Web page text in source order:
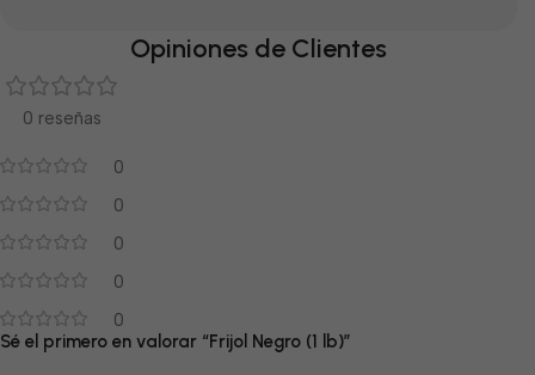
Opiniones de Clientes
0 reseñas
0
0
0
0
0
Sé el primero en valorar “Frijol Negro (1 lb)”